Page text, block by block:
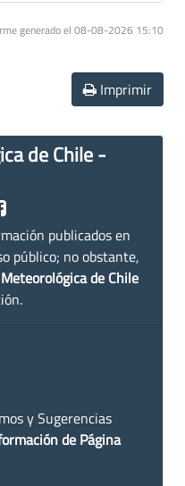
generado el 08-08-2026 15:10
Imprimir
de Chile -
publicados en
público; no obstante,
de Chile
y Sugerencias
de Página